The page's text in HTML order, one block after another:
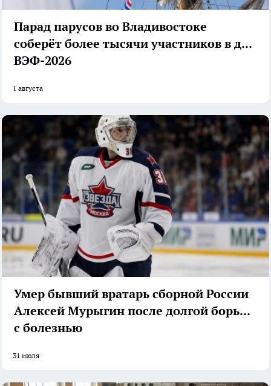
Парад парусов во Владивостоке
соберёт более тысячи участников в дни
ВЭФ-2026
1 августа
Умер бывший вратарь сборной России
Алексей Мурыгин после долгой борьбы
с болезнью
31 июля